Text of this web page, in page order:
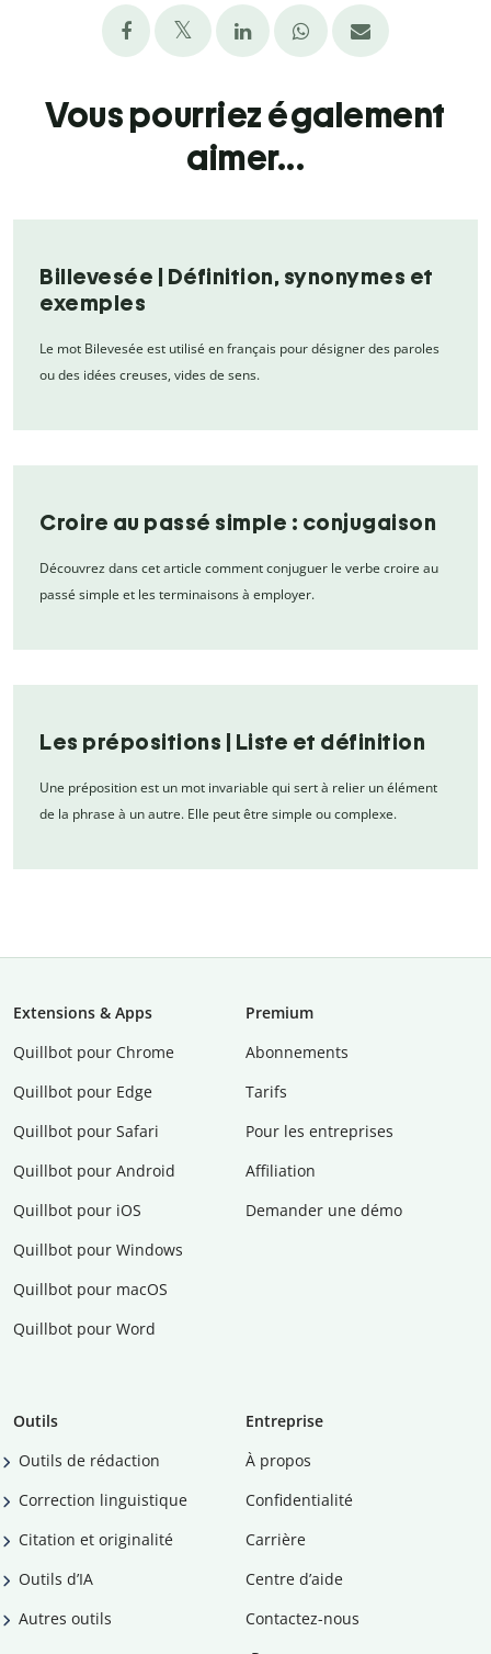
Vous pourriez également
aimer...
Billevesée | Définition, synonymes et
exemples
Le mot Bilevesée est utilisé en français pour désigner des paroles
ou des idées creuses, vides de sens.
Croire au passé simple : conjugaison
Découvrez dans cet article comment conjuguer le verbe croire au
passé simple et les terminaisons à employer.
Les prépositions | Liste et définition
Une préposition est un mot invariable qui sert à relier un élément
de la phrase à un autre. Elle peut être simple ou complexe.
Extensions & Apps
Quillbot pour Chrome
Quillbot pour Edge
Quillbot pour Safari
Quillbot pour Android
Quillbot pour iOS
Quillbot pour Windows
Quillbot pour macOS
Quillbot pour Word
Premium
Abonnements
Tarifs
Pour les entreprises
Affiliation
Demander une démo
Outils
Outils de rédaction
Correction linguistique
Citation et originalité
Outils d’IA
Autres outils
Entreprise
À propos
Confidentialité
Carrière
Centre d’aide
Contactez-nous